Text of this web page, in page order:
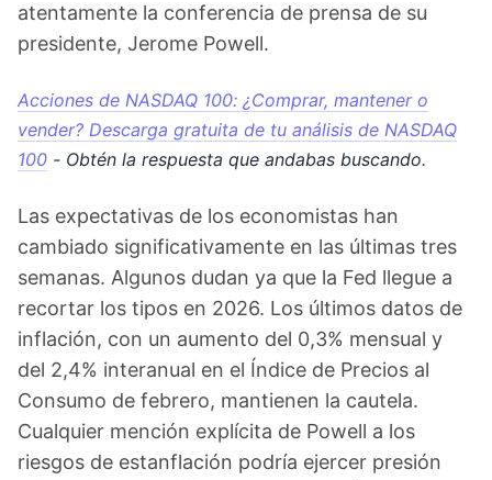
atentamente la conferencia de prensa de su
presidente, Jerome Powell.
Acciones de NASDAQ 100: ¿Comprar, mantener o
vender? Descarga gratuita de tu análisis de NASDAQ
100 - Obtén la respuesta que andabas buscando.
Las expectativas de los economistas han
cambiado significativamente en las últimas tres
semanas. Algunos dudan ya que la Fed llegue a
recortar los tipos en 2026. Los últimos datos de
inflación, con un aumento del 0,3% mensual y
del 2,4% interanual en el Índice de Precios al
Consumo de febrero, mantienen la cautela.
Cualquier mención explícita de Powell a los
riesgos de estanflación podría ejercer presión